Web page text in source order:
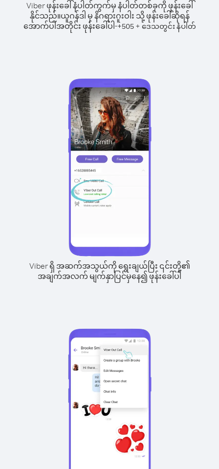
Viber ဖုန်းခေါ်နံပါတ်ကွက်မှ နံပါတ်တစ်ခုကို ဖုန်းခေါ်
နိုင်သည်။ယူဂန်ဒါ မှ နိဂရားဂူးဝါး သို့ ဖုန်းခေါ်ဆိုရန်
အောက်ပါအတိုင်း ဖုန်းခေါ်ပါ-+505+ ဒေသတွင်း နံပါတ်
Viber ရှိ အဆက်အသွယ်ကို ရွေးချယ်ပြီး ၎င်းတို့၏
အချက်အလက် မျက်နှာပြင်မှနေ၍ ဖုန်းခေါ်ပါ